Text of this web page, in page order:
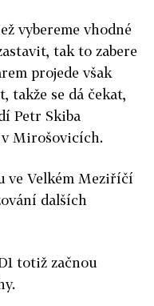
vybereme vhodné
tak to zabere
projede však
takže se dá čekat,
Petr Skiba
Mirošovicích.
ve Velkém Meziříčí
dalších
totiž začnou